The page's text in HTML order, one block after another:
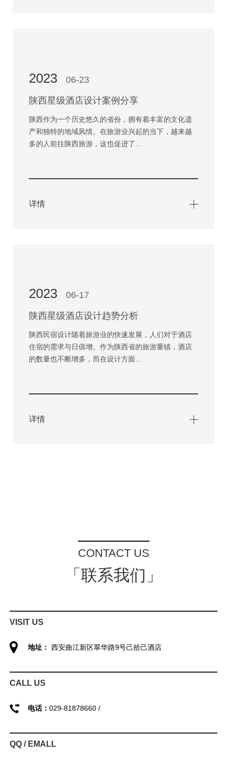
2023 06-23
陕西星级酒店设计案例分享
陕西作为一个历史悠久的省份，拥有着丰富的文化遗
产和独特的地域风情。在旅游业兴起的当下，越来越
多的人前往陕西旅游，这也促进了…
详情
2023 06-17
陕西星级酒店设计趋势分析
陕西民宿设计随着旅游业的快速发展，人们对于酒店
住宿的需求与日俱增。作为陕西省的旅游重镇，酒店
的数量也不断增多，而在设计方面…
详情
CONTACT US
「联系我们」
VISIT US
地址： 西安曲江新区翠华路9号己拾己酒店
CALL US
电话： 029-81878660 /
QQ / EMALL